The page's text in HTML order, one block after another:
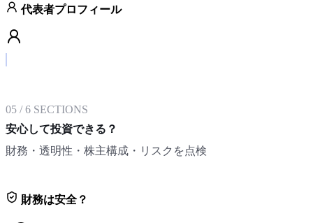
代表者プロフィール
05 /6 SECTIONS
安心して投資できる？
財務・透明性・株主構成・リスクを点検
財務は安全？